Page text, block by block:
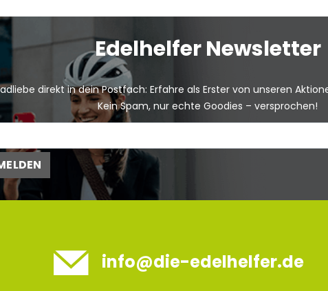
Edelhelfer Newsletter
direkt in dein Postfach: Erfahre als Erster von unseren
Kein Spam, nur echte Goodies – versprochen!
info@die-edelhelfer.de